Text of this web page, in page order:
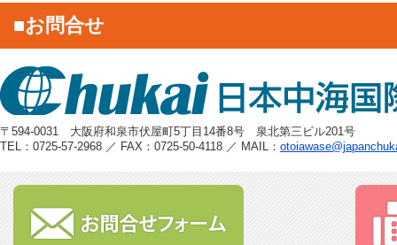
■お問合せ
〒594-0031 大阪府和泉市伏屋町5丁目14番8号 泉北第三ビル201号
TEL：0725-57-2968 ／ FAX：0725-50-4118 ／ MAIL：